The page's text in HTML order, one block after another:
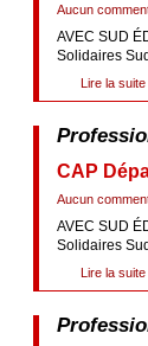
Aucun
AVEC SUD
Solidaires
Lire la suite
CAP
Aucun
AVEC SUD
Solidaires
Lire la suite